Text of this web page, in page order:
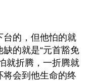
台的，但他怕的就
的就是“元首豁免
就折腾，一折腾就
会到他生命的终